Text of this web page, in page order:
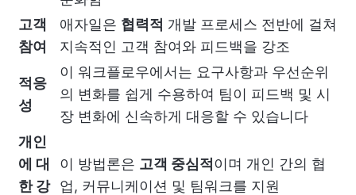
고객
참여
애자일은 협력적 개발 프로세스 전반에 걸쳐
지속적인 고객 참여와 피드백을 강조
적응
성
이 워크플로우에서는 요구사항과 우선순위
의 변화를 쉽게 수용하여 팀이 피드백 및 시
장 변화에 신속하게 대응할 수 있습니다
개인
에 대
한 강
이 방법론은 고객 중심적 이며 개인 간의 협
업, 커뮤니케이션 및 팀워크를 지원